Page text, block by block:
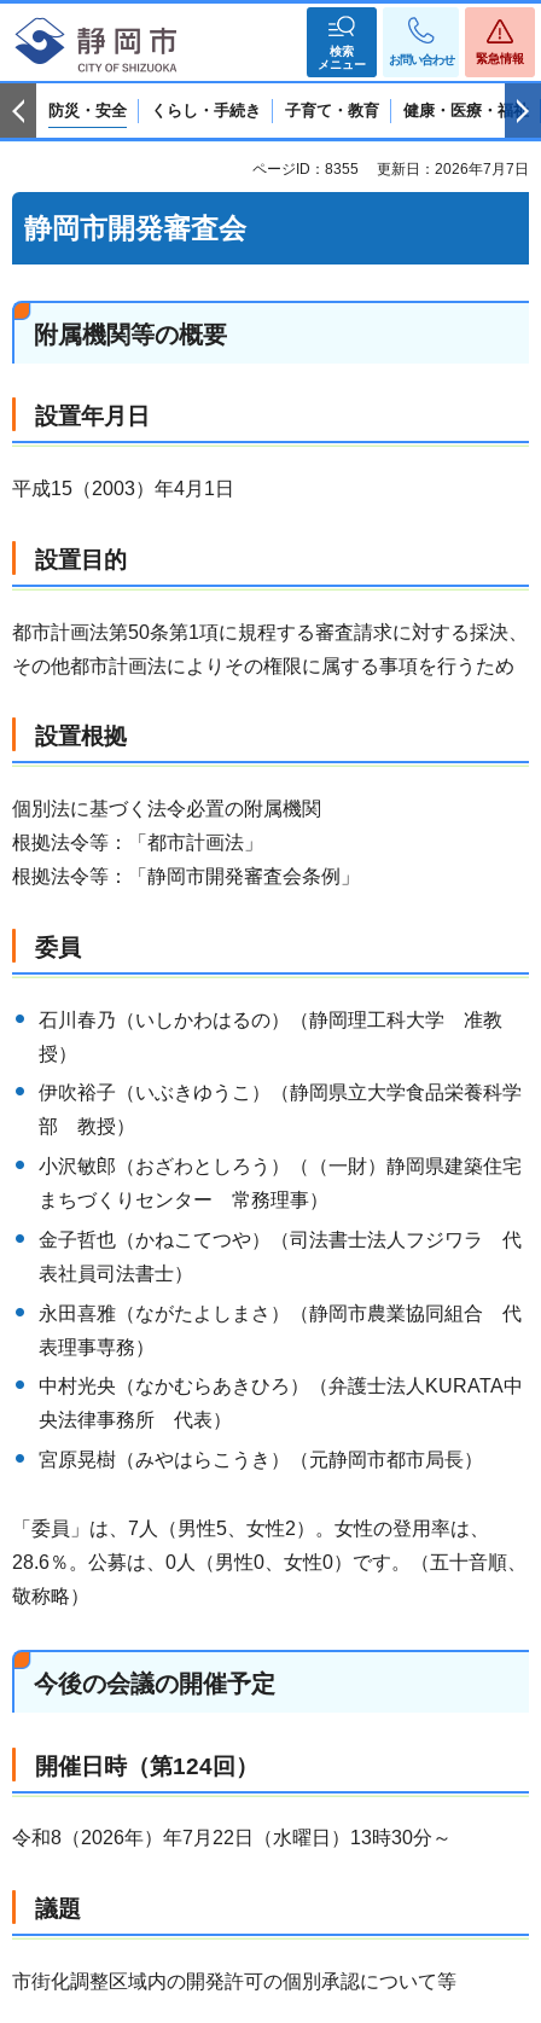
検索
メニュー
お問い合わせ 緊急情報
防災・安全 くらし・手続き 子育て・教育 健康・医療・福祉
ページID：8355 更新日：2026年7月7日
静岡市開発審査会
附属機関等の概要
設置年月日
平成15（2003）年4月1日
設置目的
都市計画法第50条第1項に規程する審査請求に対する採決、
その他都市計画法によりその権限に属する事項を行うため
設置根拠
個別法に基づく法令必置の附属機関
根拠法令等：「都市計画法」
根拠法令等：「静岡市開発審査会条例」
委員
石川春乃（いしかわはるの）（静岡理工科大学 准教
授）
伊吹裕子（いぶきゆうこ）（静岡県立大学食品栄養科学
部 教授）
小沢敏郎（おざわとしろう）（（一財）静岡県建築住宅
まちづくりセンター 常務理事）
金子哲也（かねこてつや）（司法書士法人フジワラ 代
表社員司法書士）
永田喜雅（ながたよしまさ）（静岡市農業協同組合 代
表理事専務）
中村光央（なかむらあきひろ）（弁護士法人KURATA中
央法律事務所 代表）
宮原晃樹（みやはらこうき）（元静岡市都市局長）
「委員」は、7人（男性5、女性2）。女性の登用率は、
28.6％。公募は、0人（男性0、女性0）です。（五十音順、
敬称略）
今後の会議の開催予定
開催日時（第124回）
令和8（2026年）年7月22日（水曜日）13時30分～
議題
市街化調整区域内の開発許可の個別承認について等